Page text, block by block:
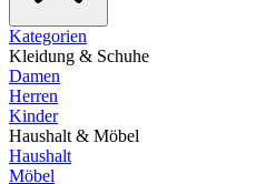
Kategorien
Kleidung & Schuhe
Damen
Herren
Kinder
Haushalt & Möbel
Haushalt
Möbel